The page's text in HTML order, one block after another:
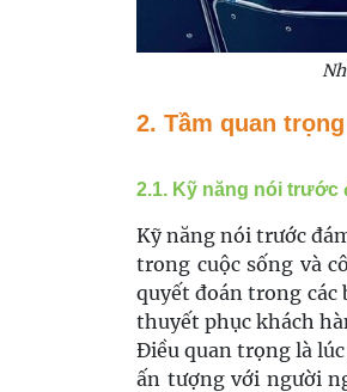
2. Tầm quan
2.1. Kỹ năng nói trước
Kỹ năng nói trước
trong cuộc sống và
quyết đoán trong
thuyết phục khách
Điều quan trọng là
ấn tượng với người